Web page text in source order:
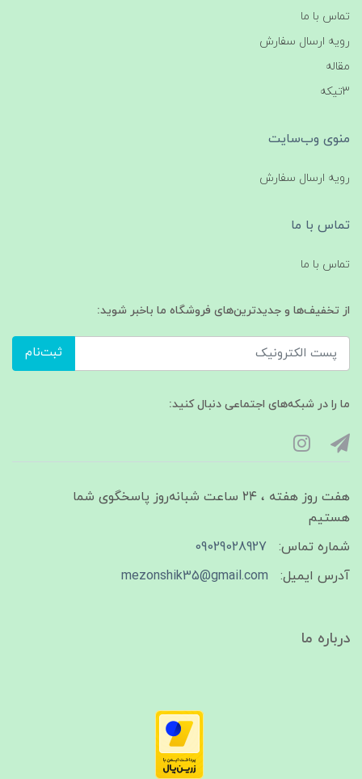
تماس با ما
رویه ارسال سفارش
مقاله
3تیکه
منوی وب‌سایت
رویه ارسال سفارش
تماس با ما
تماس با ما
از تخفیف‌ها و جدیدترین‌های فروشگاه ما باخبر شوید:
ثبت‌نام
ما را در شبکه‌های اجتماعی دنبال کنید:
هفت روز هفته ، ۲۴ ساعت شبانه‌روز پاسخگوی شما
هستیم
شماره تماس:
09029028927
آدرس ایمیل:
mezonshik35@gmail.com
درباره ما